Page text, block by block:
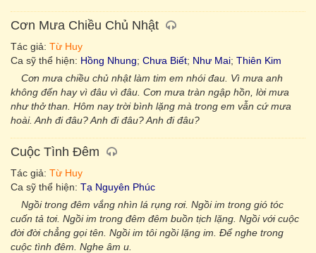
Cơn Mưa Chiều Chủ Nhật
Tác giả: Từ Huy
Ca sỹ thể hiện: Hồng Nhung; Chưa Biết; Như Mai; Thiên Kim
Cơn mưa chiều chủ nhật làm tim em nhói đau. Vì mưa anh
không đến hay vì đâu vì đâu. Cơn mưa tràn ngập hồn, lời mưa
như thở than. Hôm nay trời bình lặng mà trong em vẫn cứ mưa
hoài. Anh đi đâu? Anh đi đâu? Anh đi đâu?
Cuộc Tình Đêm
Tác giả: Từ Huy
Ca sỹ thể hiện: Tạ Nguyên Phúc
Ngồi trong đêm vắng nhìn lá rụng rơi. Ngồi im trong gió tóc
cuốn tả tơi. Ngồi im trong đêm đêm buồn tịch lặng. Ngồi với cuộc
đời đời chẳng gọi tên. Ngồi im tôi ngồi lặng im. Để nghe trong
cuộc tình đêm. Nghe âm u.